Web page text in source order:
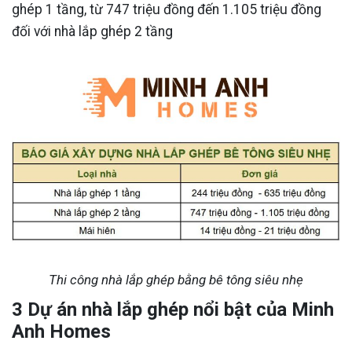
ghép 1 tầng, từ 747 triệu đồng đến 1.105 triệu đồng
đối với nhà lắp ghép 2 tầng
Thi công nhà lắp ghép bằng bê tông siêu nhẹ
3 Dự án nhà lắp ghép nổi bật của Minh
Anh Homes